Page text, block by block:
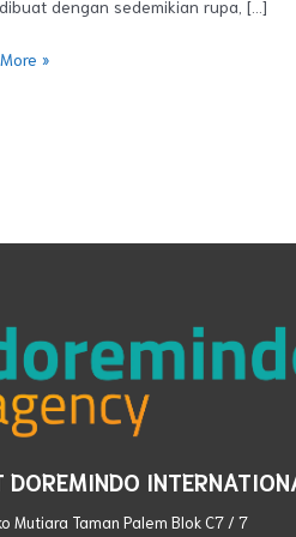
dengan sedemikian rupa, […]
»
DOREMINDO
Mutiara Taman Palem Blok C7 / 7